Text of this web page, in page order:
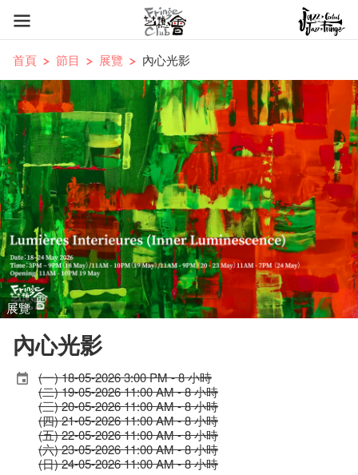
首頁 節目 展覽 內心光影
展覽
內心光影
(一) 18-05-2026 3:00 PM - 8 小時
(二) 19-05-2026 11:00 AM - 8 小時
(三) 20-05-2026 11:00 AM - 8 小時
(四) 21-05-2026 11:00 AM - 8 小時
(五) 22-05-2026 11:00 AM - 8 小時
(六) 23-05-2026 11:00 AM - 8 小時
(日) 24-05-2026 11:00 AM - 8 小時